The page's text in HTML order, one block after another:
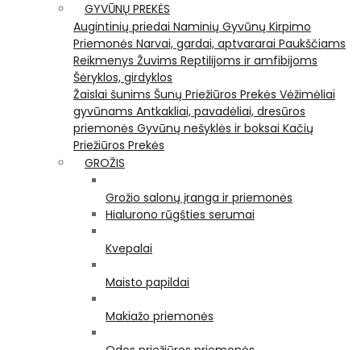
GYVŪNŲ PREKĖS
Augintinių priedai Naminių Gyvūnų Kirpimo
Priemonės Narvai, gardai, aptvararai Paukščiams
Reikmenys Žuvims Reptilijoms ir amfibijoms
Šėryklos, girdyklos
Žaislai šunims Šunų Priežiūros Prekės Vėžimėliai
gyvūnams Antkakliai, pavadėliai, dresūros
priemonės Gyvūnų nešyklės ir boksai Kačių
Priežiūros Prekės
GROŽIS
Grožio salonų įranga ir priemonės
Hialurono rūgšties serumai
Kvepalai
Maisto papildai
Makiažo priemonės